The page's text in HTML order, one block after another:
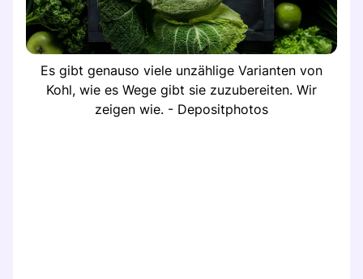
Es gibt genauso viele unzählige Varianten von
Kohl, wie es Wege gibt sie zuzubereiten. Wir
zeigen wie. - Depositphotos